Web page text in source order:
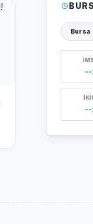
Şehir